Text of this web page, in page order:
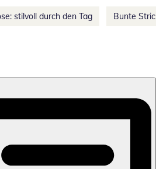
stilvoll durch den Tag Bunte